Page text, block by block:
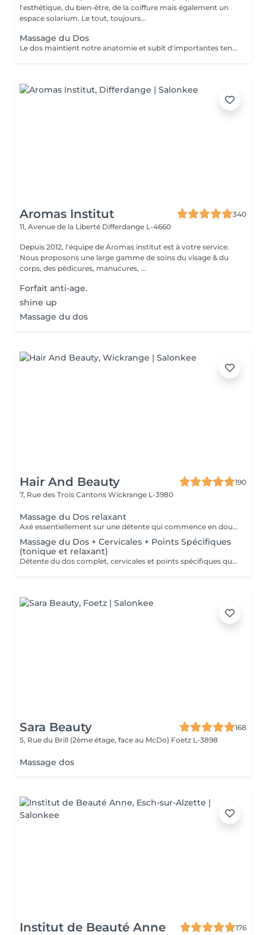
l'esthétique, du bien-être, de la coiffure mais également un
espace solarium. Le tout, toujours...
Massage du Dos
Le dos maintient notre anatomie et subit d'importantes tensions liées au stress, à la fatigue, au froid, aux mauvaises positions... Le massage du dos permet de dénouer les tensions, détendre les muscles, soulage les courbatures et les contractions. Le massage du dos est une véritable source de bien être et de détente. Il a un effet bénéfique de façon locale mais aussi sur la détente générale. Senteurs aux choix: Fleur de Tiaré, Thé vert Jasmin, Rose Litchi, Cédra Passion
Aromas Institut
340
11, Avenue de la Liberté Differdange L-4660
Depuis 2012, l'équipe de Aromas institut est à votre service.
Nous proposons une large gamme de soins du visage & du
corps, des pédicures, manucures, ...
Forfait anti-age.
shine up
Massage du dos
Hair And Beauty
190
7, Rue des Trois Cantons Wickrange L-3980
Massage du Dos relaxant
Axé essentiellement sur une détente qui commence en douceur pour finir en profondeur. Frictions. pétrissages et chaleur sont au programme. Pressions adaptées selon votre choix. douces ou fortes.Pour une action au niveau des cervicales vous pouvez opter pour le massage plus complet (Dos,cervicales et points spécifiques.).
Massage du Dos + Cervicales + Points Spécifiques
(tonique et relaxant)
Détente du dos complet, cervicales et points spécifiques qui soulageront fatigue musculaire, courbatures, rhumatismes.
Sara Beauty
168
5, Rue du Brill (2ème étage, face au McDo) Foetz L-3898
Massage dos
Institut de Beauté Anne
176